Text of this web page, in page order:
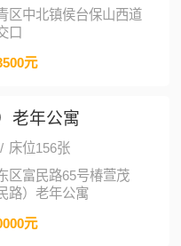
区中北镇侯台保山西道
口
元
老年公寓
/ 床位156张
区富民路65号椿萱茂
路）老年公寓
元